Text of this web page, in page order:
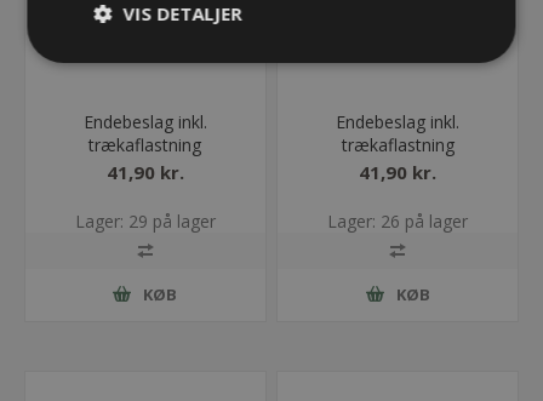
Endebeslag inkl.
trækaflastning
ET0320/QT0320/UA1320
41,90 kr.
Lager: 29 på lager
KØB
Endebeslag inkl.
trækaflastning
ET0320/QT0320/UA1320
41,90 kr.
Lager: 26 på lager
KØB
VIS DETALJER